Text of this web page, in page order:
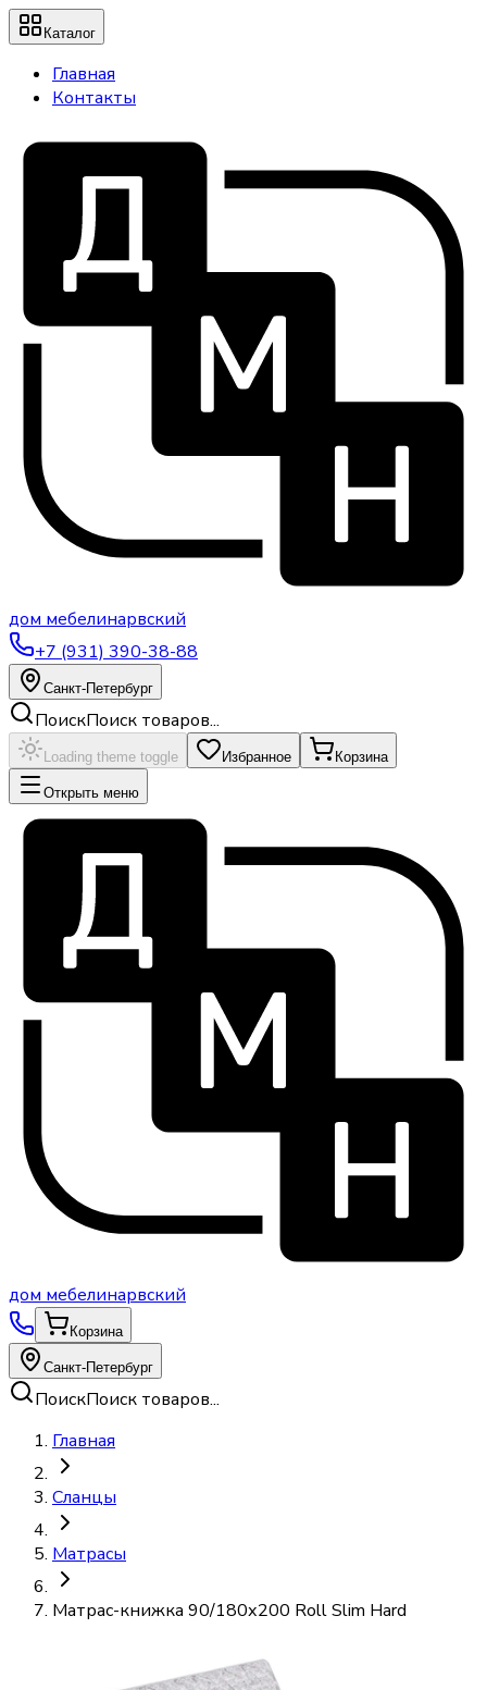
Каталог
Главная
Контакты
дом мебелинарвский
+7 (931) 390-38-88
Санкт-Петербург
ПоискПоиск товаров...
Loading theme toggle Избранное Корзина
Открыть меню
дом мебелинарвский
Корзина
Санкт-Петербург
ПоискПоиск товаров...
Главная
Сланцы
Матрасы
Матрас-книжка 90/180х200 Roll Slim Hard